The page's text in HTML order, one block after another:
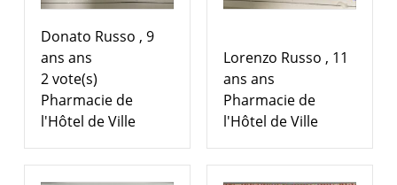
Donato Russo , 9
ans ans
2 vote(s)
Pharmacie de
l'Hôtel de Ville
Lorenzo Russo , 11
ans ans
Pharmacie de
l'Hôtel de Ville